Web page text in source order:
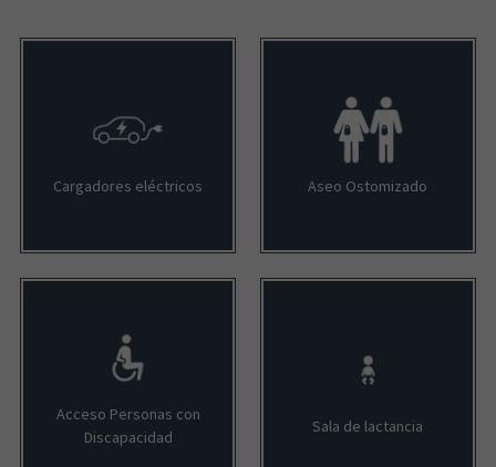
Cargadores eléctricos Aseo Ostomizado
Acceso Personas con
Discapacidad
Sala de lactancia